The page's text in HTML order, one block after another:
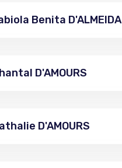
Benita D'ALMEIDA
D'AMOURS
D'AMOURS